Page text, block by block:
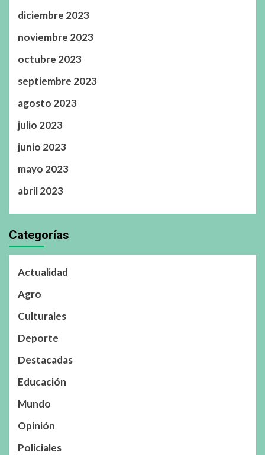
diciembre 2023
noviembre 2023
octubre 2023
septiembre 2023
agosto 2023
julio 2023
junio 2023
mayo 2023
abril 2023
Categorías
Actualidad
Agro
Culturales
Deporte
Destacadas
Educación
Mundo
Opinión
Policiales